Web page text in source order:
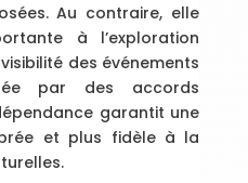
Au contraire, elle
à l’exploration
des événements
par des accords
garantit une
et plus fidèle à la